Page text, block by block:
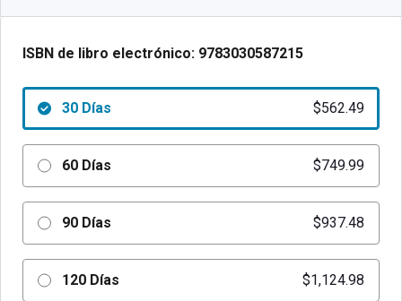
ISBN de libro electrónico: 9783030587215
30 Días $562.49
60 Días $749.99
90 Días $937.48
120 Días $1,124.98